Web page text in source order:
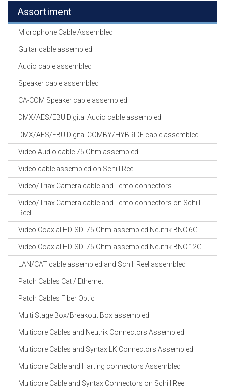
Assortiment
Microphone Cable Assembled
Guitar cable assembled
Audio cable assembled
Speaker cable assembled
CA-COM Speaker cable assembled
DMX/AES/EBU Digital Audio cable assembled
DMX/AES/EBU Digital COMBY/HYBRIDE cable assembled
Video Audio cable 75 Ohm assembled
Video cable assembled on Schill Reel
Video/Triax Camera cable and Lemo connectors
Video/Triax Camera cable and Lemo connectors on Schill
Reel
Video Coaxial HD-SDI 75 Ohm assembled Neutrik BNC 6G
Video Coaxial HD-SDI 75 Ohm assembled Neutrik BNC 12G
LAN/CAT cable assembled and Schill Reel assembled
Patch Cables Cat / Ethernet
Patch Cables Fiber Optic
Multi Stage Box/Breakout Box assembled
Multicore Cables and Neutrik Connectors Assembled
Multicore Cables and Syntax LK Connectors Assembled
Multicore Cable and Harting connectors Assembled
Multicore Cable and Syntax Connectors on Schill Reel